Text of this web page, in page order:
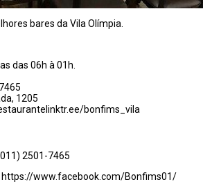
bares da Vila Olímpia.
das 06h à 01h.
1205
linktr.ee/bonfims_vila
2501-7465
https://www.facebook.com/Bonfims01/